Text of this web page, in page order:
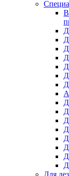
Для